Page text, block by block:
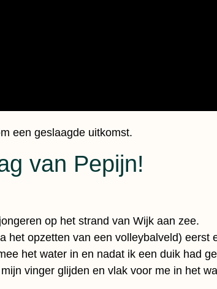
een geslaagde uitkomst.
van Pepijn!
op het strand van Wijk aan zee.
het opzetten van een volleybalveld) eerst
het water in en nadat ik een duik had
vinger glijden en vlak voor me in het